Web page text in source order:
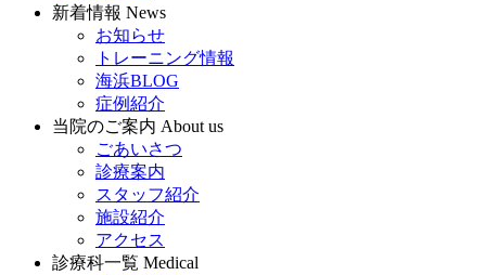
新着情報 News
お知らせ
トレーニング情報
海浜BLOG
症例紹介
当院のご案内 About us
ごあいさつ
診療案内
スタッフ紹介
施設紹介
アクセス
診療科一覧 Medical